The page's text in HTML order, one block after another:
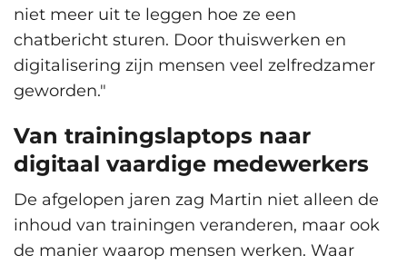
niet meer uit te leggen hoe ze een
chatbericht sturen. Door thuiswerken en
digitalisering zijn mensen veel zelfredzamer
geworden."
Van trainingslaptops naar
digitaal vaardige medewerkers
De afgelopen jaren zag Martin niet alleen de
inhoud van trainingen veranderen, maar ook
de manier waarop mensen werken. Waar